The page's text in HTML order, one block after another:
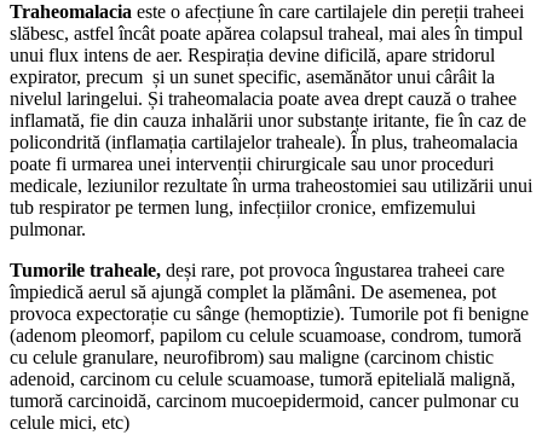
Traheomalacia este o afecțiune în care cartilajele din pereții traheei
slăbesc, astfel încât poate apărea colapsul traheal, mai ales în timpul
unui flux intens de aer. Respirația devine dificilă, apare stridorul
expirator, precum și un sunet specific, asemănător unui cârâit la
nivelul laringelui. Și traheomalacia poate avea drept cauză o trahee
inflamată, fie din cauza inhalării unor substanțe iritante, fie în caz de
policondrită (inflamația cartilajelor traheale). În plus, traheomalacia
poate fi urmarea unei intervenții chirurgicale sau unor proceduri
medicale, leziunilor rezultate în urma traheostomiei sau utilizării unui
tub respirator pe termen lung, infecțiilor cronice, emfizemului
pulmonar.
Tumorile traheale, deși rare, pot provoca îngustarea traheei care
împiedică aerul să ajungă complet la plămâni. De asemenea, pot
provoca expectorație cu sânge (hemoptizie). Tumorile pot fi benigne
(adenom pleomorf, papilom cu celule scuamoase, condrom, tumoră
cu celule granulare, neurofibrom) sau maligne (carcinom chistic
adenoid, carcinom cu celule scuamoase, tumoră epitelială malignă,
tumoră carcinoidă, carcinom mucoepidermoid, cancer pulmonar cu
celule mici, etc)